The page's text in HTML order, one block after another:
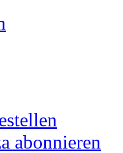
abonnieren